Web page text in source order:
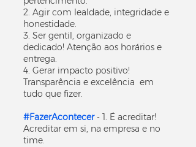
2. Agir com lealdade, integridade e
honestidade.
3. Ser gentil, organizado e
dedicado! Atenção aos horários e
entrega.
4. Gerar impacto positivo!
Transparência e excelência em
tudo que fizer.
#FazerAcontecer - 1. É acreditar!
Acreditar em si, na empresa e no
time.